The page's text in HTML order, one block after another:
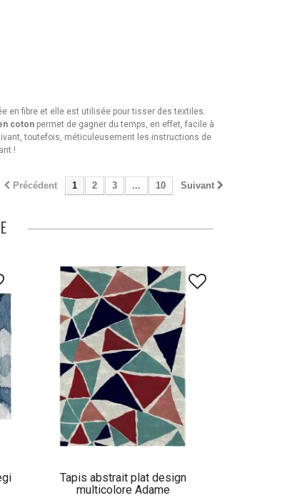
en fibre et elle est utilisée pour tisser des textiles.
coton permet de gagner du temps, en effet, facile à
toutefois, méticuleusement les instructions de
!
Précédent 1 2 3 ... 10 Suivant
Tapis abstrait plat design
multicolore Adame